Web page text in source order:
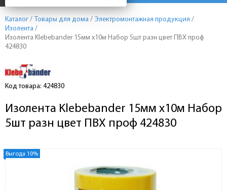
Каталог / Товары для дома / Электромонтажная продукция /
Изолента /
Изолента Klebebander 15мм х10м Набор 5шт разн цвет ПВХ проф
424830
Код товара: 424830
Изолента Klebebander 15мм х10м Набор
5шт разн цвет ПВХ проф 424830
Выгода 10%